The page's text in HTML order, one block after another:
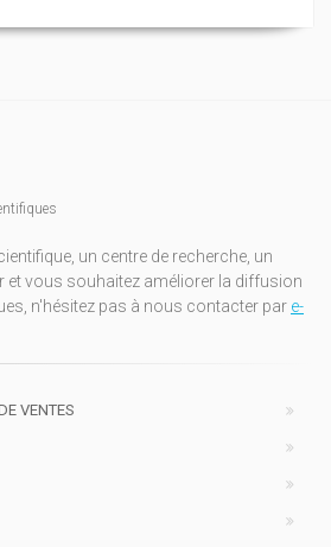
un centre de recherche, un
et vous souhaitez améliorer la diffusion
n'hésitez pas à nous contacter par e-
VENTES